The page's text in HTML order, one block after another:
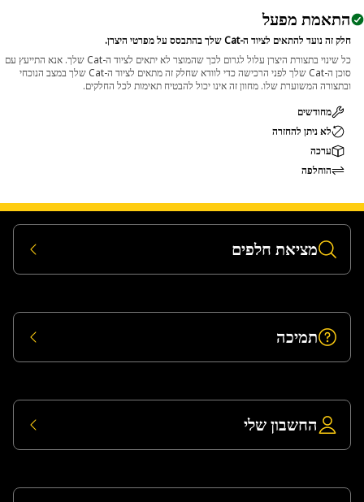
התאמת מפעל
חלק זה נועד להתאים לציוד ה-Cat שלך בהתבסס על מפרטי היצרן.
כל שינוי בתצורת היצרן עלול לגרום לכך שהמוצר לא יתאים לציוד ה-Cat שלך. אנא התייעץ עם
סוכן ה-Cat שלך לפני הרכישה כדי לוודא שחלק זה מתאים לציוד ה-Cat שלך במצב הנוכחי
ובתצורה המשוערת שלו. מחוון זה אינו יכול להבטיח תאימות לכל החלקים.
מחודשים
לא ניתן להחזרה
ערכה
הוחלפה
מציאת חלפים
תמיכה
החשבון שלי